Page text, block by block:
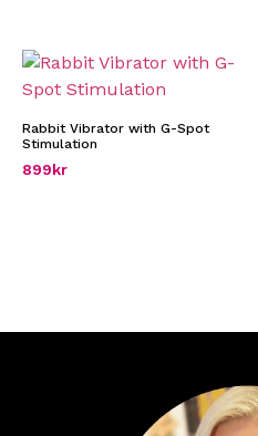
Rabbit Vibrator with G-Spot
Stimulation
899kr